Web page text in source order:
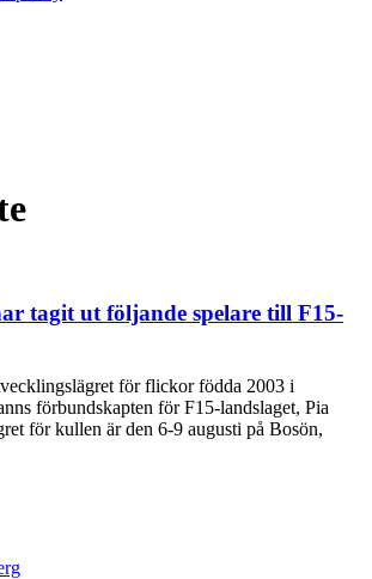
tagit ut följande spelare till F15-
för flickor födda 2003 i
förbundskapten för F15-landslaget, Pia
för kullen är den 6-9 augusti på Bosön,